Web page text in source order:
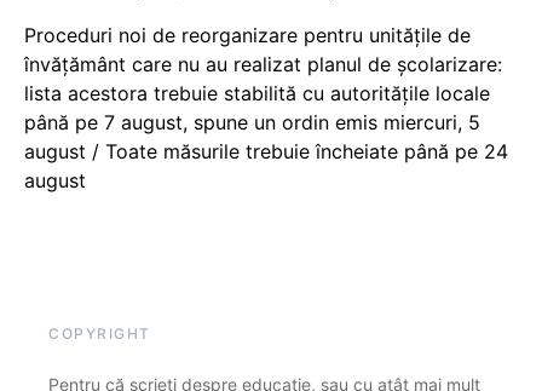
Proceduri noi de reorganizare pentru unitățile de
învățământ care nu au realizat planul de școlarizare:
lista acestora trebuie stabilită cu autoritățile locale
până pe 7 august, spune un ordin emis miercuri, 5
august / Toate măsurile trebuie încheiate până pe 24
august
COPYRIGHT
Pentru că scrieți despre educație, sau cu atât mai mult